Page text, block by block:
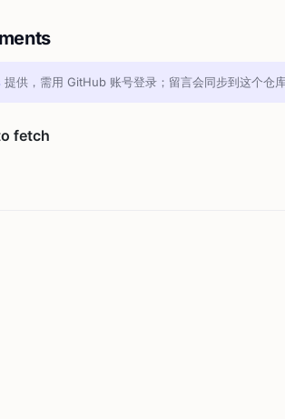
提供，需用 GitHub 账号登录；留言会同步到这个仓